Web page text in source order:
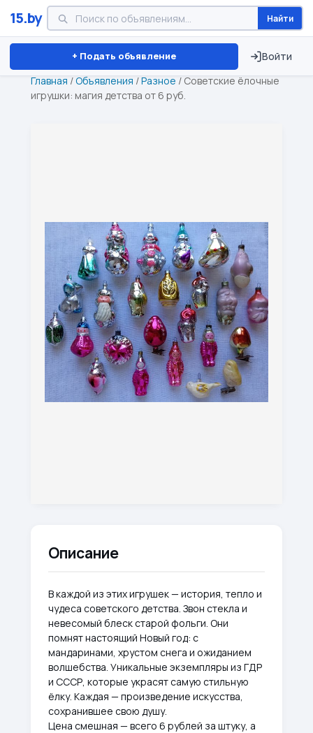
15.by Найти
+ Подать объявление Войти
Минск Витебск Брест ⏱ ТОЛЬКО 15 ДНЕЙ
Главная /Объявления /Разное / Советские ёлочные
игрушки: магия детства от 6 руб.
Описание
В каждой из этих игрушек — история, тепло и
чудеса советского детства. Звон стекла и
невесомый блеск старой фольги. Они
помнят настоящий Новый год: с
мандаринами, хрустом снега и ожиданием
волшебства. Уникальные экземпляры из ГДР
и СССР, которые украсят самую стильную
ёлку. Каждая — произведение искусства,
сохранившее свою душу.
Цена смешная — всего 6 рублей за штуку, а